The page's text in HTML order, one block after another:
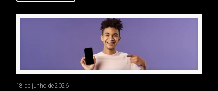
18 de junho de 2026